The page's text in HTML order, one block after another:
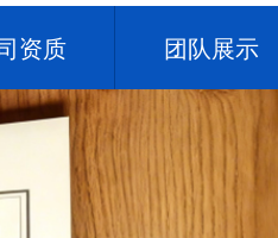
资质 团队展示